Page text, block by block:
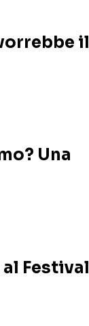
il
Una